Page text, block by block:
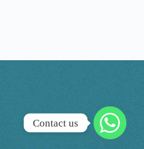
Contact us